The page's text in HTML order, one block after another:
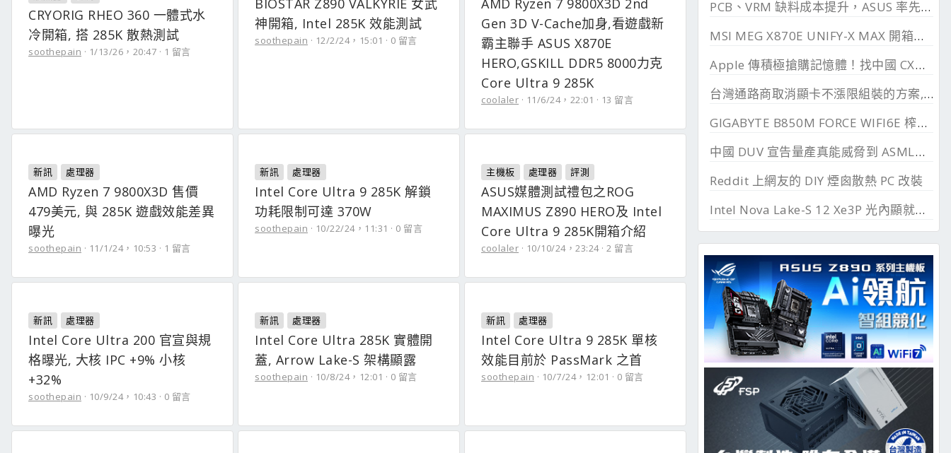
CRYORIG RHEO 360 一體式水
冷開箱, 搭 285K 散熱測試
soothepain 1/13/26，20:47 1 留言
BIOSTAR Z890 VALKYRIE 女武
神開箱, Intel 285K 效能測試
soothepain 12/2/24，15:01 0 留言
AMD Ryzen 7 9800X3D 2nd
Gen 3D V-Cache加身,看遊戲新
霸主聯手 ASUS X870E
HERO,GSKILL DDR5 8000力克
Core Ultra 9 285K
coolaler 11/6/24，22:01 13 留言
新訊 處理器
AMD Ryzen 7 9800X3D 售價
479美元, 與 285K 遊戲效能差異
曝光
soothepain 11/1/24，10:53 1 留言
新訊 處理器
Intel Core Ultra 9 285K 解鎖
功耗限制可達 370W
soothepain 10/22/24，11:31 0 留言
主機板 處理器 評測
ASUS媒體測試禮包之ROG
MAXIMUS Z890 HERO及 Intel
Core Ultra 9 285K開箱介紹
coolaler 10/10/24，23:24 2 留言
新訊 處理器
Intel Core Ultra 200 官宣與規
格曝光, 大核 IPC +9% 小核
+32%
soothepain 10/9/24，10:43 0 留言
新訊 處理器
Intel Core Ultra 285K 實體開
蓋, Arrow Lake-S 架構顯露
soothepain 10/8/24，12:01 0 留言
新訊 處理器
Intel Core Ultra 9 285K 單核
效能目前於 PassMark 之首
soothepain 10/7/24，12:01 0 留言
PCB、VRM 缺料成本提升，ASUS 率先調漲主機板
MSI MEG X870E UNIFY-X MAX 開箱測試, 2 DIMM 的超頻優化
Apple 傳積極搶購記憶體！找中國 CXMT 談價格碰壁
台灣通路商取消顯卡不漲限組裝的方案, 直漲 20~45%
GIGABYTE B850M FORCE WIFI6E 榨乾長鑫24G DDR
中國 DUV 宣告量產真能威脅到 ASML？外媒稱相差甚遠
Reddit 上網友的 DIY 煙囪散熱 PC 改裝
Intel Nova Lake-S 12 Xe3P 光內顯就要 65W , 需專屬供電模組